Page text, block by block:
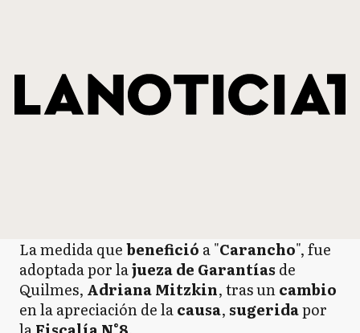
La medida quebenefició a "Carancho", fue
adoptada por lajueza de Garantías de
Quilmes, Adriana Mitzkin, tras uncambio
en la apreciación de lacausa, sugeridapor